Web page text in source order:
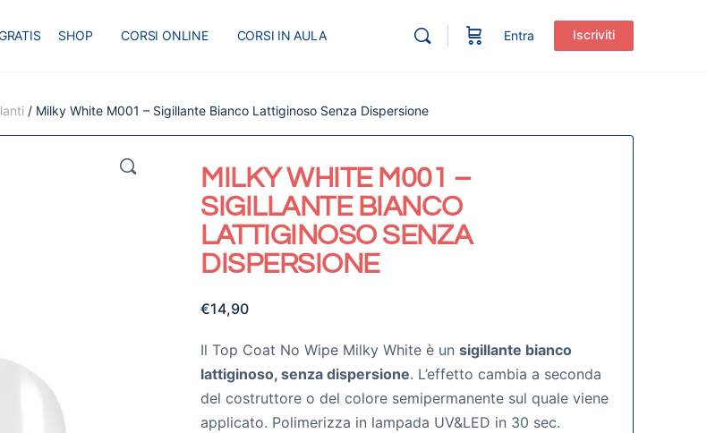
SHOP CORSI ONLINE CORSI IN AULA Entra Iscriviti
/ Milky White M001 – Sigillante Bianco Lattiginoso Senza Dispersione
🔍
MILKY WHITE M001 –
SIGILLANTE BIANCO
LATTIGINOSO SENZA
DISPERSIONE
€14,90
Il Top Coat No Wipe Milky White è unsigillante bianco
lattiginoso, senza dispersione. L’effetto cambia a seconda
del costruttore o del colore semipermanente sul quale viene
applicato. Polimerizza in lampada UV&LED in 30 sec.